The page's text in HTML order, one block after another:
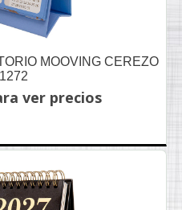
MOOVING CEREZO
ver precios